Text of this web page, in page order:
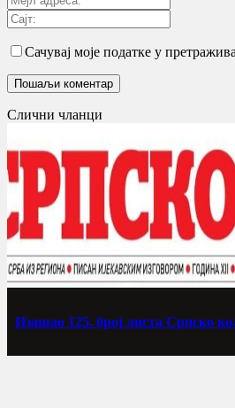
Сачувај моје податке у
Слични чланци
Изашао 125. број листа Српско